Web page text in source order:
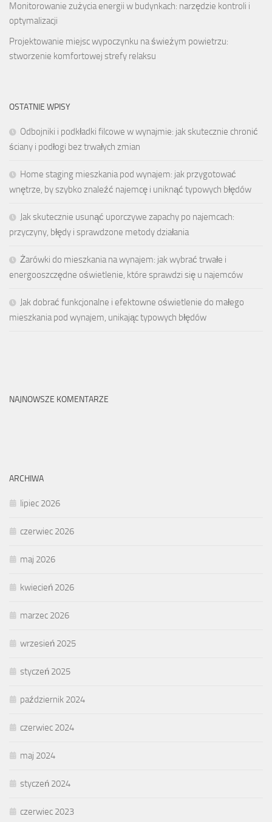
Monitorowanie zużycia energii w budynkach: narzędzie kontroli i
optymalizacji
Projektowanie miejsc wypoczynku na świeżym powietrzu:
stworzenie komfortowej strefy relaksu
OSTATNIE WPISY
Odbojniki i podkładki filcowe w wynajmie: jak skutecznie chronić
ściany i podłogi bez trwałych zmian
Home staging mieszkania pod wynajem: jak przygotować
wnętrze, by szybko znaleźć najemcę i uniknąć typowych błędów
Jak skutecznie usunąć uporczywe zapachy po najemcach:
przyczyny, błędy i sprawdzone metody działania
Żarówki do mieszkania na wynajem: jak wybrać trwałe i
energooszczędne oświetlenie, które sprawdzi się u najemców
Jak dobrać funkcjonalne i efektowne oświetlenie do małego
mieszkania pod wynajem, unikając typowych błędów
NAJNOWSZE KOMENTARZE
ARCHIWA
lipiec 2026
czerwiec 2026
maj 2026
kwiecień 2026
marzec 2026
wrzesień 2025
styczeń 2025
październik 2024
czerwiec 2024
maj 2024
styczeń 2024
czerwiec 2023